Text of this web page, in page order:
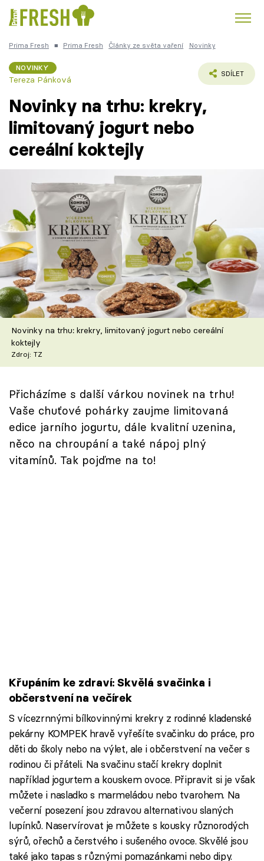
Česká kuchyně
Témata
Recepty
Články
TV Program
Škola vaření
Recepty z TV
Speciál: Cuketa
Těhotnej kuchař
Sledujte prima+
Přihlášení
Prima Fresh ■ Prima Fresh Články ze světa vaření Novinky
NOVINKY
Tereza Pánková
SDÍLET
Novinky na trhu: krekry,
limitovaný jogurt nebo
cereální koktejly
Novinky na trhu: krekry, limitovaný jogurt nebo cereální
koktejly
Zdroj: TZ
Přicházíme s další várkou novinek na trhu!
Vaše chuťové pohárky zaujme limitovaná
edice jarního jogurtu, dále kvalitní uzenina,
něco na chroupání a také nápoj plný
vitamínů. Tak pojďme na to!
Křupáním ke zdraví: Skvělá svačinka i
občerstvení na večírek
S vícezrnnými bílkovinnými krekry z rodinné kladenské
pekárny KOMPEK hravě vyřešíte svačinku do práce, pro
děti do školy nebo na výlet, ale i občerstvení na večer s
rodinou či přáteli. Na svačinu stačí krekry doplnit
například jogurtem a kouskem ovoce. Připravit si je však
můžete i nasladko s marmeládou nebo tvarohem. Na
večerní posezení jsou zdravou alternativou slaných
lupínků. Naservírovat je můžete s kousky různorodých
sýrů, ořechů a čerstvého i sušeného ovoce. Skvělé jsou
také jako tapas s různými pomazánkami nebo dipy.